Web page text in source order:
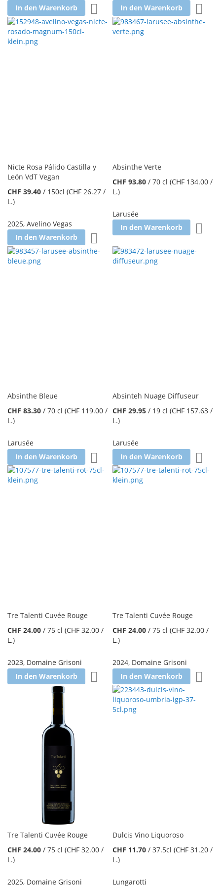
In den Warenkorb Zur Wunschliste hinzufügen
In den Warenkorb
Nicte Rosa Pálido Castilla y
León VdT Vegan
CHF 39.40 / 150cl (CHF 26.27 /
L.)
2025, Avelino Vegas
In den Warenkorb
Zur Wunschliste hinzufügen
Absinthe Verte
CHF 93.80 /70 cl (CHF 134.00 /
L.)
Larusée
In den Warenkorb
Absinthe Bleue
CHF 83.30 / 70 cl (CHF 119.00 /
L.)
Larusée
In den Warenkorb
Zur Wunschliste hinzufügen
Absinteh Nuage Diffuseur
CHF 29.95 / 19 cl (CHF 157.63 /
L.)
Larusée
In den Warenkorb
Tre Talenti Cuvée Rouge
CHF 24.00 / 75 cl (CHF 32.00 /
L.)
2023, Domaine Grisoni
In den Warenkorb
Zur Wunschliste hinzufügen
Tre Talenti Cuvée Rouge
CHF 24.00 /75 cl (CHF 32.00 /
L.)
2024, Domaine Grisoni
In den Warenkorb
Tre Talenti Cuvée Rouge
CHF 24.00 / 75 cl (CHF 32.00 /
L.)
2025, Domaine Grisoni
Dulcis Vino Liquoroso
CHF 11.70 /37.5cl (CHF 31.20 /
L.)
Lungarotti